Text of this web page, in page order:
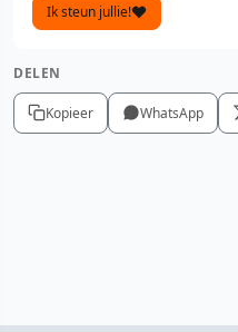
Ik steun jullie!
DELEN
Kopieer WhatsApp